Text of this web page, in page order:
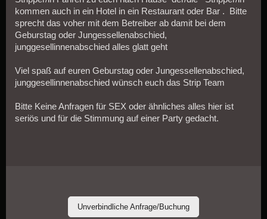
kommen auch in ein Hotel in ein Restaurant oder Bar . Bitte
sprecht das voher mit dem Betreiber ab damit bei dem
Geburstag oder Jungessellenabschied,
junggesellinnenabschied alles glatt geht
Viel spaß auf euren Geburstag oder Jungessellenabschied,
junggesellinnenabschied wünsch euch das Strip Team
Bitte Keine Anfragen für SEX oder ähnliches alles hier ist
seriös und für die Stimmung auf einer Party gedacht.
Unverbindliche Anfrage/Buchung